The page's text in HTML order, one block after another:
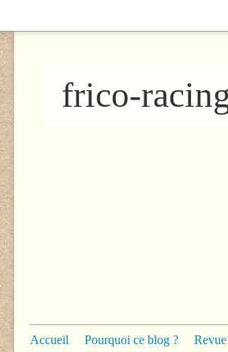
frico-
Accueil Pourquoi ce blog ? Revue